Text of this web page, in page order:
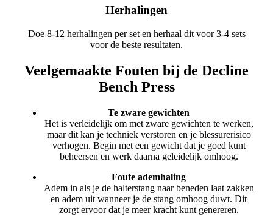
Herhalingen
Doe 8-12 herhalingen per set en herhaal dit voor 3-4 sets
voor de beste resultaten.
Veelgemaakte Fouten bij de Decline
Bench Press
Te zware gewichten
Het is verleidelijk om met zware gewichten te werken,
maar dit kan je techniek verstoren en je blessurerisico
verhogen. Begin met een gewicht dat je goed kunt
beheersen en werk daarna geleidelijk omhoog.
Foute ademhaling
Adem in als je de halterstang naar beneden laat zakken
en adem uit wanneer je de stang omhoog duwt. Dit
zorgt ervoor dat je meer kracht kunt genereren.